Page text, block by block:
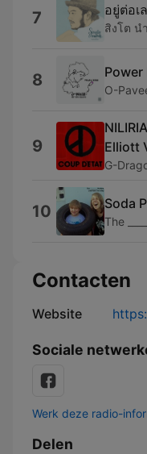
7 อยู่ต่อเ
สิงโต น
8 Power
O-
9
Elliott
G-
10 Soda
The
Contacten
Website
Sociale
Werk deze radio-
Delen